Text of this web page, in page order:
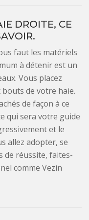
DROITE, CE
faut les matériels
à détenir est un
Vous placez
bouts de votre haie.
de façon à ce
qui sera votre guide
et le
allez adopter, se
de réussite, faites-
comme Vezin